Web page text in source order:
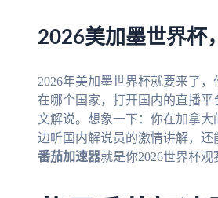
2026美加墨世界杯
2026年美加墨世界杯就要来了
在哪个国家，打开国内的直播
文解说。想象一下：你在加拿
边听国内解说员的激情讲解，
番茄加速器就是你2026世界杯